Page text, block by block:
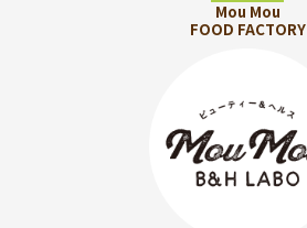
Mou Mou
FOOD FACTORY